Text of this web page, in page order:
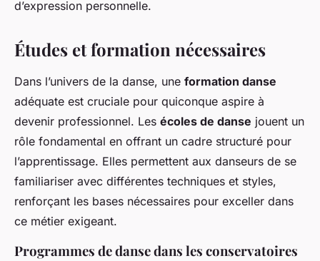
d’expression personnelle.
Études et formation nécessaires
Dans l’univers de la danse, une formation danse
adéquate est cruciale pour quiconque aspire à
devenir professionnel. Les écoles de danse jouent un
rôle fondamental en offrant un cadre structuré pour
l’apprentissage. Elles permettent aux danseurs de se
familiariser avec différentes techniques et styles,
renforçant les bases nécessaires pour exceller dans
ce métier exigeant.
Programmes de danse dans les conservatoires